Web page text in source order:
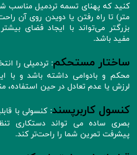
متر) تا راه رفتن یا دویدن روی آن
بزرگتر می‌تواند با ایجاد فضای
مفید باشد.
ساختار مستحکم: تردمیلی را
محکم و بادوامی داشته باشد و با
لرزش یا عدم تعادل در حین استفاده،
کنسول کاربرپسند: کنسولی با
بصری ساده می تواند دستکاری
پیشرفت تمرین شما را راحت‌تر کند.